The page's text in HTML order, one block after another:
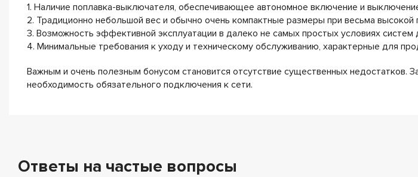
1. Наличие поплавка-выключателя, обеспечивающее автономное включение и
2. Традиционно небольшой вес и обычно очень компактные размеры при весьма высокой
3. Возможность эффективной эксплуатации в далеко не самых простых условиях систем
4. Минимальные требования к уходу и техническому обслуживанию, характерные для
Важным и очень полезным бонусом становится отсутствие существенных недостатков.
необходимость обязательного подключения к сети.
Ответы на частые вопросы